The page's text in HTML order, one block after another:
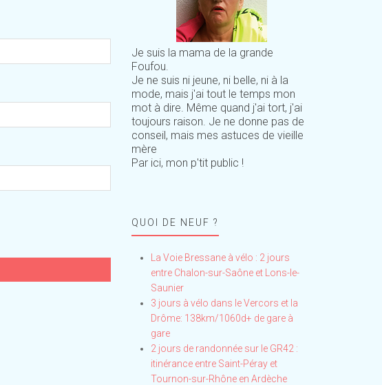
Je suis la mama de la grande
Foufou.
Je ne suis ni jeune, ni belle, ni à la
mode, mais j'ai tout le temps mon
mot à dire. Même quand j'ai tort, j'ai
toujours raison. Je ne donne pas de
conseil, mais mes astuces de vieille
mère
Par ici, mon p'tit public !
QUOI DE NEUF ?
La Voie Bressane à vélo : 2 jours
entre Chalon-sur-Saône et Lons-le-
Saunier
3 jours à vélo dans le Vercors et la
Drôme: 138km/1060d+ de gare à
gare
2 jours de randonnée sur le GR42 :
itinérance entre Saint-Péray et
Tournon-sur-Rhône en Ardèche